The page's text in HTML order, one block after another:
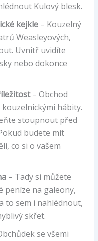
Kulový blesk.
kejkle – Kouzelný
Weasleyových,
Uvnitř uvidíte
nebo dokonce
– Obchod
hábity.
stoupnout před
budete mít
co si o vašem
– Tady si můžete
peníze na galeony,
to sem i nahlédnout,
skřet.
se všemi